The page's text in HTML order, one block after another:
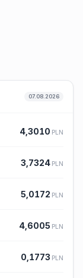
07.08.2026
4,3010 PLN
3,7324 PLN
5,0172 PLN
4,6005 PLN
0,1773 PLN